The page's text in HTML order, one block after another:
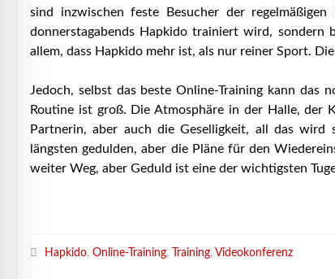
sind inzwischen feste Besucher der
donnerstagabends Hapkido trainiert wird, sondern
allem, dass Hapkido mehr ist, als nur reiner Sport.
Jedoch, selbst das beste Online-Training kann das
Routine ist groß. Die Atmosphäre in der Halle, der
Partnerin, aber auch die Geselligkeit, all das
längsten gedulden, aber die Pläne für den
weiter Weg, aber Geduld ist eine der wichtigsten
Hapkido, Online-Training, Training, Videokonferenz